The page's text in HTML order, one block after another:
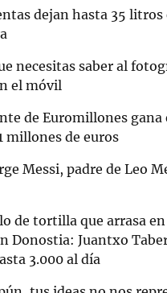
dejan hasta 35 litros
necesitas saber al
el móvil
de Euromillones gana
millones de euros
Messi, padre de Leo
de tortilla que arrasa en
Donostia: Juantxo
3.000 al día